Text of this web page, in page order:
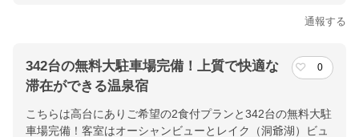
通報する
342台の無料大駐車場完備！上質で快適な
滞在ができる温泉宿
0
こちらは高台にありご希望の2食付プランと342台の無料大駐
車場完備！客室はオーシャンビューとレイク（洞爺湖）ビュ